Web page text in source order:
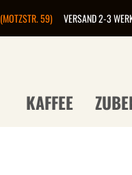
59) VERSAND 2-3
KAFFEE